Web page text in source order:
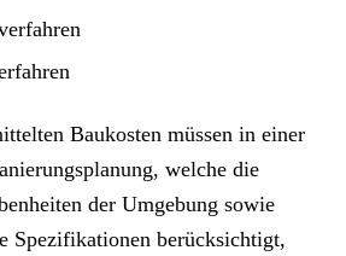
Baukosten müssen in einer
welche die
der Umgebung sowie
Spezifikationen berücksichtigt,